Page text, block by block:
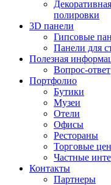
полировки
3D панели
Гипсовые
Панели для
Полезная
Вопрос-ответ
Портфолио
Бутики
Музеи
Отели
Офисы
Рестораны
Торговые
Частные
Контакты
Партнеры